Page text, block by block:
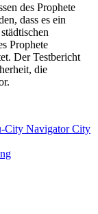
des Prophete
dass es ein
Prophete
Der Testbericht
die
City Navigator City